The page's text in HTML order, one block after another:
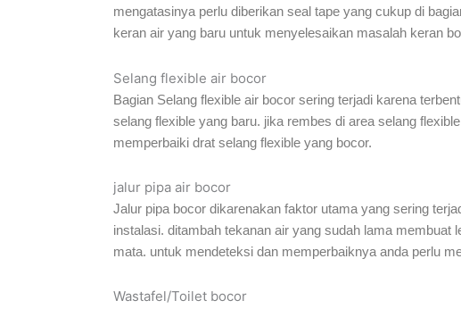
mengatasinya perlu diberikan seal tape yang cukup di
keran air yang baru untuk menyelesaikan masalah keran
Selang flexible air bocor
Bagian Selang flexible air bocor sering terjadi karena
selang flexible yang baru. jika rembes di area selang
memperbaiki drat selang flexible yang bocor.
jalur pipa air bocor
Jalur pipa bocor dikarenakan faktor utama yang sering
instalasi. ditambah tekanan air yang sudah lama membuat
mata. untuk mendeteksi dan memperbaiknya anda perlu
Wastafel/Toilet bocor